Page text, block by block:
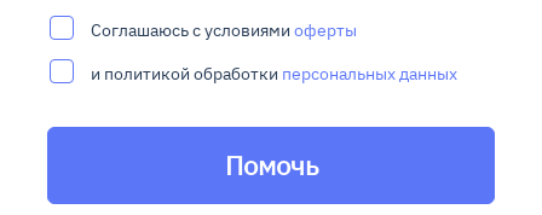
Соглашаюсь с условиями оферты
и политикой обработки персональных данных
Помочь